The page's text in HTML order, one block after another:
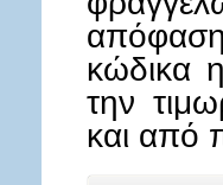
κώδικα
την
και από